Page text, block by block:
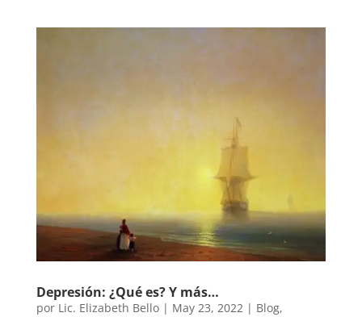
Depresión: ¿Qué es? Y más…
por Lic. Elizabeth Bello| May 23, 2022| Blog,